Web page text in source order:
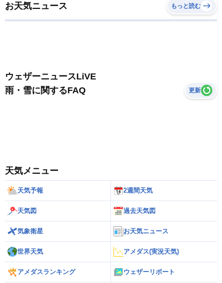
お天気ニュース もっと読む
ウェザーニュースLiVE
雨・雪に関するFAQ
更新
天気メニュー
天気予報 2週間天気
天気図 過去天気図
気象衛星 お天気ニュース
世界天気 アメダス(実況天気)
アメダスランキング ウェザーリポート